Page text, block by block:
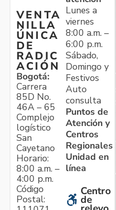
VENTA
NILLA
ÚNICA
DE
RADIC
ACIÓN
Bogotá:
Carrera
85D No.
46A – 65
Complejo
logístico
San
Cayetano
Horario:
8:00 a.m. –
4:00 p.m.
Código
Postal:
Lunes a
viernes
8:00 a.m. –
6:00 p.m.
Sábado,
Domingo y
Festivos
Auto
consulta
Puntos de
Atención y
Centros
Regionales
Unidad en
línea
Centro
de